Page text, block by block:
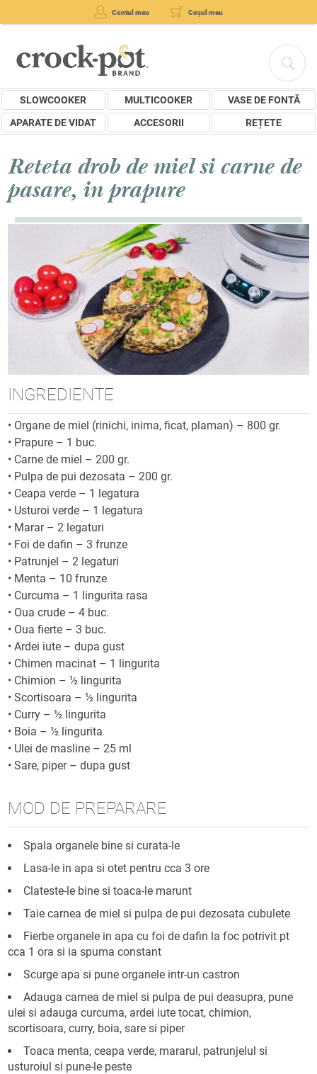
Contul meu Coșul meu
SLOWCOOKER MULTICOOKER
VASE DE FONTĂ
APARATE DE VIDAT
ACCESORII REȚETE
Reteta drob de miel si carne de
pasare, in prapure
INGREDIENTE
• Organe de miel (rinichi, inima, ficat, plaman) – 800 gr.
• Prapure – 1 buc.
• Carne de miel – 200 gr.
• Pulpa de pui dezosata – 200 gr.
• Ceapa verde – 1 legatura
• Usturoi verde – 1 legatura
• Marar – 2 legaturi
• Foi de dafin – 3 frunze
• Patrunjel – 2 legaturi
• Menta – 10 frunze
• Curcuma – 1 lingurita rasa
• Oua crude – 4 buc.
• Oua fierte – 3 buc.
•Ardei iute – dupa gust
• Chimen macinat – 1 lingurita
• Chimion – ½ lingurita
•Scortisoara – ½ lingurita
• Curry – ½ lingurita
• Boia – ½ lingurita
• Ulei de masline – 25 ml
•Sare, piper – dupa gust
MOD DE PREPARARE
Spala organele bine si curata-le
Lasa-le in apa si otet pentru cca 3 ore
Clateste-le bine si toaca-le marunt
Taie carnea de miel si pulpa de pui dezosata cubulete
Fierbe organele in apa cu foi de dafin la foc potrivit pt
cca 1 ora si ia spuma constant
Scurge apa si pune organele intr-un castron
Adauga carnea de miel si pulpa de pui deasupra, pune
ulei si adauga curcuma, ardei iute tocat, chimion,
scortisoara, curry, boia, sare si piper
Toaca menta, ceapa verde, mararul, patrunjelul si
usturoiul si pune-le peste